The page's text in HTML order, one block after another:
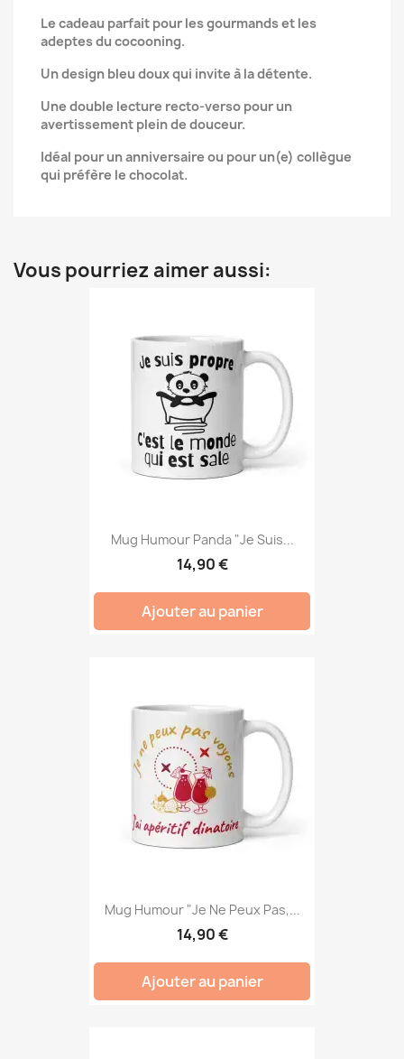
Le cadeau parfait pour les gourmands et les
adeptes du cocooning.
Un design bleu doux qui invite à la détente.
Une double lecture recto-verso pour un
avertissement plein de douceur.
Idéal pour un anniversaire ou pour un(e) collègue
qui préfère le chocolat.
Vous pourriez aimer aussi:
Mug Humour Panda "Je Suis...
14,90 €
Ajouter au panier
Mug Humour "Je Ne Peux Pas,...
14,90 €
Ajouter au panier